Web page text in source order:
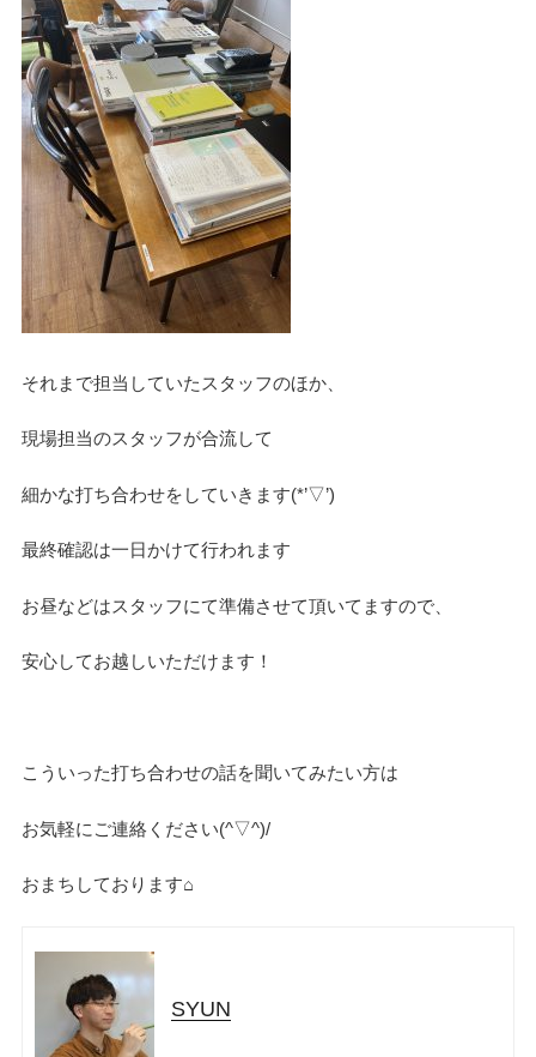
それまで担当していたスタッフのほか、
現場担当のスタッフが合流して
細かな打ち合わせをしていきます(*’▽’)
最終確認は一日かけて行われます
お昼などはスタッフにて準備させて頂いてますので、
安心してお越しいただけます！
こういった打ち合わせの話を聞いてみたい方は
お気軽にご連絡ください(^▽^)/
おまちしております⌂
SYUN
新商品
ホームページ
未分類